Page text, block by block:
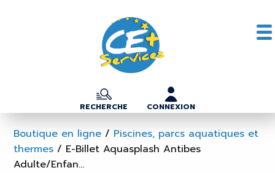
RECHERCHE CONNEXION
Boutique en ligne / Piscines, parcs aquatiques et
thermes / E-Billet Aquasplash Antibes
Adulte/Enfan...